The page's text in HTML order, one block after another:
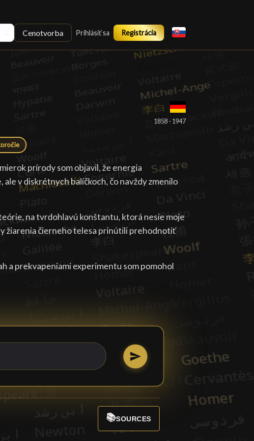
Cenotvorba Prihlásiť sa Registrácia
1858 - 1947
prírody som objavil, že energia
v diskrétnych balíčkoch, čo navždy zmenilo
na tvrdohlavú konštantu, ktorá nesie moje
žiarenia čierneho telesa prinútili prehodnotiť
a prekvapeniami experimentu som pomohol
📚SOURCES